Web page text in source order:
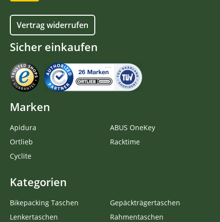
Vertrag widerrufen
Sicher einkaufen
Marken
Apidura
Ortlieb
Cyclite
ABUS OneKey
Racktime
Kategorien
Bikepacking Taschen
Lenkertaschen
Gepäckträgertaschen
Rahmentaschen